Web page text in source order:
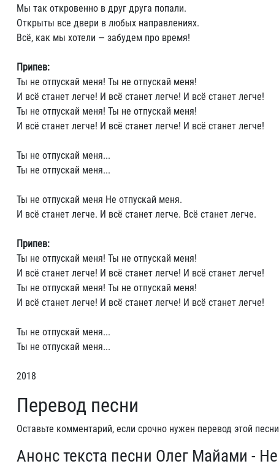
Мы так откровенно в друг друга попали.
Открыты все двери в любых направлениях.
Всё, как мы хотели — забудем про время!
Припев:
Ты не отпускай меня! Ты не отпускай меня!
И всё станет легче! И всё станет легче! И всё станет легче!
Ты не отпускай меня! Ты не отпускай меня!
И всё станет легче! И всё станет легче! И всё станет легче!
Ты не отпускай меня...
Ты не отпускай меня...
Ты не отпускай меня Не отпускай меня.
И всё станет легче. И всё станет легче. Всё станет легче.
Припев:
Ты не отпускай меня! Ты не отпускай меня!
И всё станет легче! И всё станет легче! И всё станет легче!
Ты не отпускай меня! Ты не отпускай меня!
И всё станет легче! И всё станет легче! И всё станет легче!
Ты не отпускай меня...
Ты не отпускай меня...
2018
Перевод песни
Оставьте комментарий, если срочно нужен перевод этой
Анонс текста песни Олег Майами -